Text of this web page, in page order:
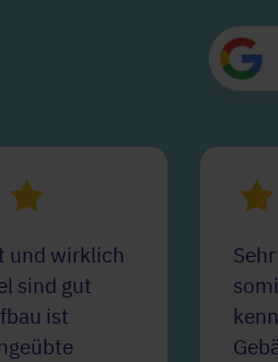
und wirklich
sind gut
ist